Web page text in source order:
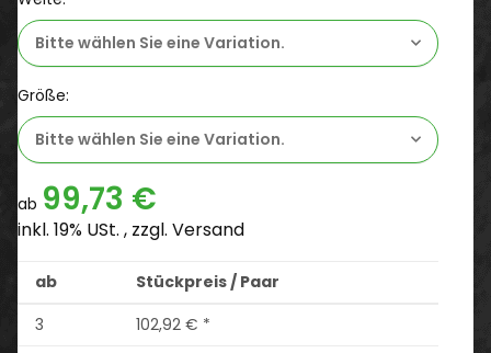
Bitte wählen Sie eine Variation.
Größe:
Bitte wählen Sie eine Variation.
ab 99,73 €
inkl. 19% USt. , zzgl. Versand
ab
Stückpreis / Paar
3
102,92 € *